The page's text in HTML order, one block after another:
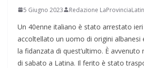
5 Giugno 2023 Redazione
Un 40enne italiano è stato arrestato
accoltellato un uomo di origini albanesi
la fidanzata di quest’ultimo. È avvenuto
di sabato a Latina. Il ferito è stato